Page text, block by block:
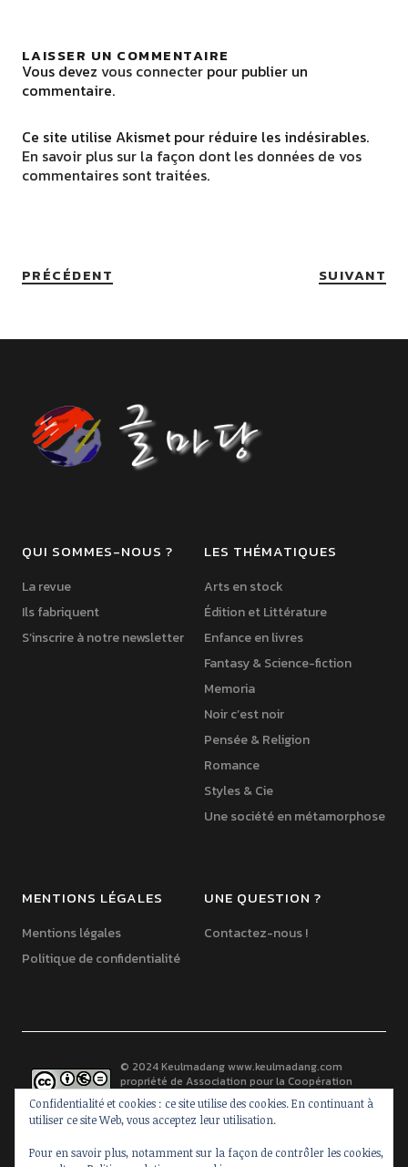
LAISSER UN COMMENTAIRE
Vous devez vous connecterpour publier un
commentaire.
Ce site utilise Akismet pour réduire les indésirables.
En savoir plus sur la façon dont les données de vos
commentaires sont traitées.
PRÉCÉDENT SUIVANT
QUI SOMMES-NOUS ?
La revue
Ils fabriquent
S’inscrire à notre newsletter
LES THÉMATIQUES
Arts en stock
Édition et Littérature
Enfance en livres
Fantasy & Science-fiction
Memoria
Noir c’est noir
Pensée & Religion
Romance
Styles & Cie
Une société en métamorphose
MENTIONS LÉGALES
Mentions légales
Politique de confidentialité
UNE QUESTION ?
Contactez-nous !
© 2024 Keulmadangwww.keulmadang.com
propriété de Association pour la Coopération
France-Corée
est mis à disposition selon les
termes de lalicence Creative Commons Paternité -
Pas d’Utilisation Commerciale - Pas de Modification 2.0 France
Confidentialité et cookies : ce site utilise des cookies. En continuant à
utiliser ce site Web, vous acceptez leur utilisation.
Pour en savoir plus, notamment sur la façon de contrôler les cookies,